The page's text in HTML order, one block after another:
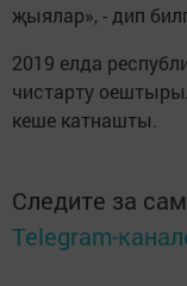
җыялар», - дип
2019 елда
чистарту
кеше катнашты.
Следите за
Telegram-